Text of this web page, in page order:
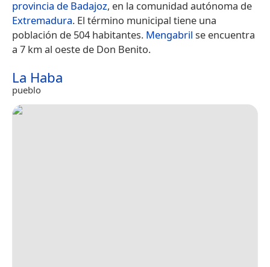
provincia de Badajoz, en la comunidad autónoma de
Extremadura. El término municipal tiene una
población de 504 habitantes. Mengabril se encuentra
a 7 km al oeste de Don Benito.
La Haba
pueblo